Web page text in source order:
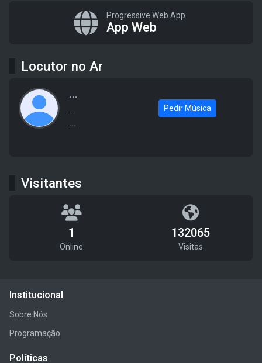
Progressive Web App
App Web
Locutor no Ar
...
...
...
Pedir Música
Visitantes
1
Online
132065
Visitas
Institucional
Sobre Nós
Programação
Políticas